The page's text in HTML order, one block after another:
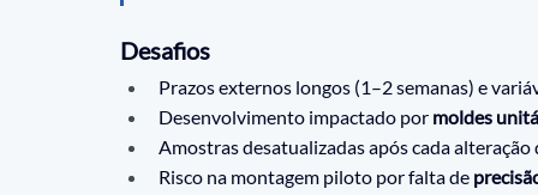
Desafios
Prazos externos longos (1–2 semanas) e
Desenvolvimento impactado por moldes
Amostras desatualizadas após cada alteração
Risco na montagem piloto por falta de